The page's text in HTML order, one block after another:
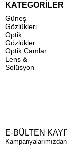
KATEGORİLER
Güneş
Gözlükleri
Optik
Gözlükler
Optik Camlar
Lens &
Solüsyon
E-BÜLTEN